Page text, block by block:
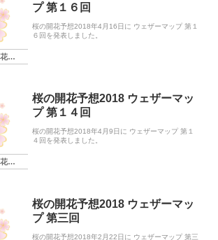
ウェザーマップ桜開花予想
プ 第１６回
桜の開花予想2018年4月16日に ウェザーマップ 第１
６回を発表しました。
ウェザーマップ桜開花予想
桜の開花予想2018 ウェザーマッ
プ 第１４回
桜の開花予想2018年4月9日に ウェザーマップ 第１
４回を発表しました。
桜の開花予想2018 ウェザーマッ
プ 第三回
桜の開花予想2018年2月22日に ウェザーマップ 第三